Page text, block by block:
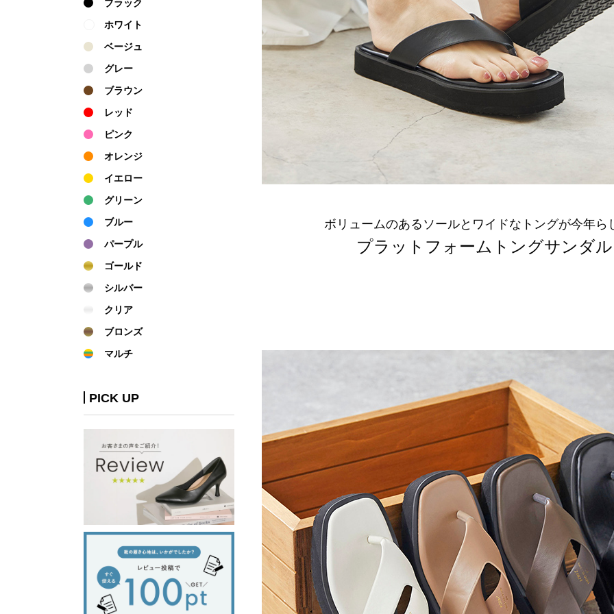
ブラック
ホワイト
ベージュ
グレー
ブラウン
レッド
ピンク
オレンジ
イエロー
グリーン
ブルー
パープル
ゴールド
シルバー
クリア
ブロンズ
マルチ
PICK UP
ボリュームのあるソールとワイドなトングが今年ら
プラットフォームトングサンダル